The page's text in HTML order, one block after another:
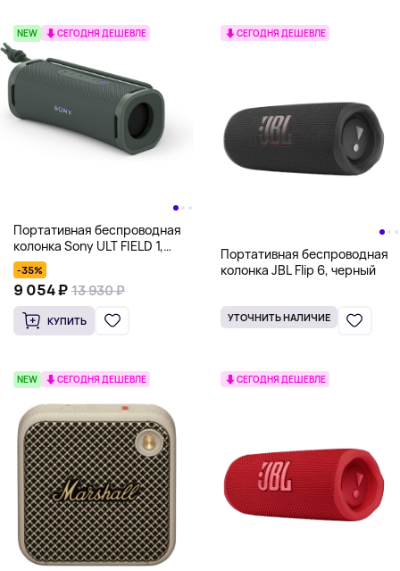
NEW СЕГОДНЯ ДЕШЕВЛЕ
Портативная беспроводная
колонка Sony ULT FIELD 1,
зеленый
-35%
9 054 ₽ 13 930 ₽
КУПИТЬ
СЕГОДНЯ ДЕШЕВЛЕ
Портативная беспроводная
колонка JBL Flip 6, черный
УТОЧНИТЬ НАЛИЧИЕ
NEW СЕГОДНЯ ДЕШЕВЛЕ СЕГОДНЯ ДЕШЕВЛЕ